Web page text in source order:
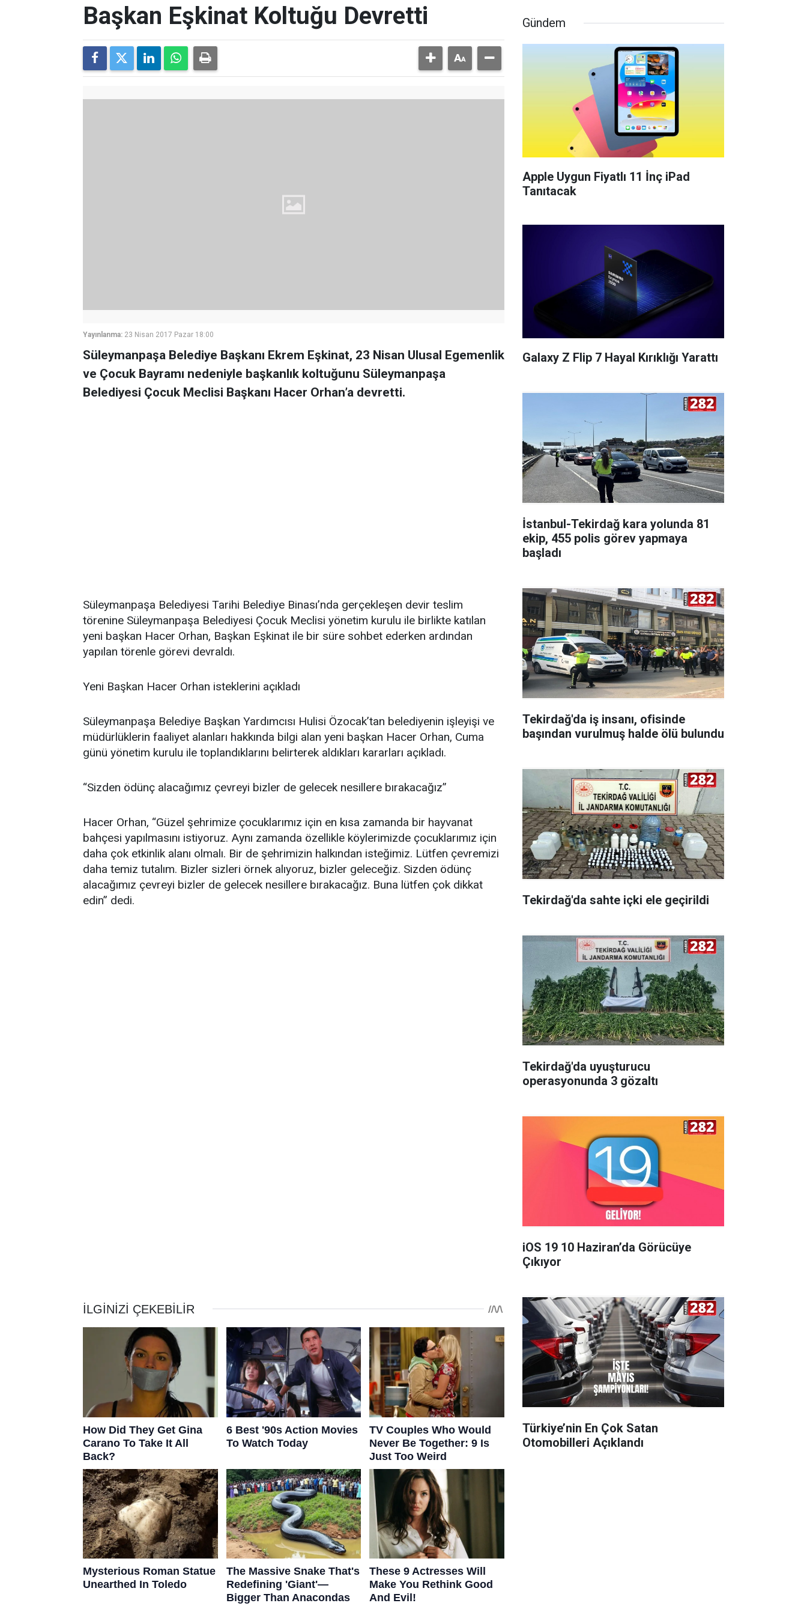
Başkan Eşkinat Koltuğu Devretti
Yayınlanma: 23 Nisan 2017 Pazar 18:00
Süleymanpaşa Belediye Başkanı Ekrem Eşkinat, 23 Nisan Ulusal Egemenlik
ve Çocuk Bayramı nedeniyle başkanlık koltuğunu Süleymanpaşa
Belediyesi Çocuk Meclisi Başkanı Hacer Orhan’a devretti.
Süleymanpaşa Belediyesi Tarihi Belediye Binası’nda gerçekleşen devir teslim
törenine Süleymanpaşa Belediyesi Çocuk Meclisi yönetim kurulu ile birlikte katılan
yeni başkan Hacer Orhan, Başkan Eşkinat ile bir süre sohbet ederken ardından
yapılan törenle görevi devraldı.
Yeni Başkan Hacer Orhan isteklerini açıkladı
Süleymanpaşa Belediye Başkan Yardımcısı Hulisi Özocak’tan belediyenin işleyişi ve
müdürlüklerin faaliyet alanları hakkında bilgi alan yeni başkan Hacer Orhan, Cuma
günü yönetim kurulu ile toplandıklarını belirterek aldıkları kararları açıkladı.
“Sizden ödünç alacağımız çevreyi bizler de gelecek nesillere bırakacağız”
Hacer Orhan, “Güzel şehrimize çocuklarımız için en kısa zamanda bir hayvanat
bahçesi yapılmasını istiyoruz. Aynı zamanda özellikle köylerimizde çocuklarımız için
daha çok etkinlik alanı olmalı. Bir de şehrimizin halkından isteğimiz. Lütfen çevremizi
daha temiz tutalım. Bizler sizleri örnek alıyoruz, bizler geleceğiz. Sizden ödünç
alacağımız çevreyi bizler de gelecek nesillere bırakacağız. Buna lütfen çok dikkat
edin” dedi.
Gündem
Apple Uygun Fiyatlı 11 İnç iPad
Tanıtacak
Galaxy Z Flip 7 Hayal Kırıklığı Yarattı
İstanbul-Tekirdağ kara yolunda 81
ekip, 455 polis görev yapmaya
başladı
Tekirdağ'da iş insanı, ofisinde
başından vurulmuş halde ölü bulundu
Tekirdağ'da sahte içki ele geçirildi
Tekirdağ'da uyuşturucu
operasyonunda 3 gözaltı
iOS 19 10 Haziran’da Görücüye
Çıkıyor
Türkiye’nin En Çok Satan
Otomobilleri Açıklandı